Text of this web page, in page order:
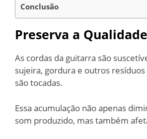
Conclusão
Preserva a
As cordas da guitarra são
sujeira, gordura e outros
são tocadas.
Essa acumulação não apenas
som produzido, mas também